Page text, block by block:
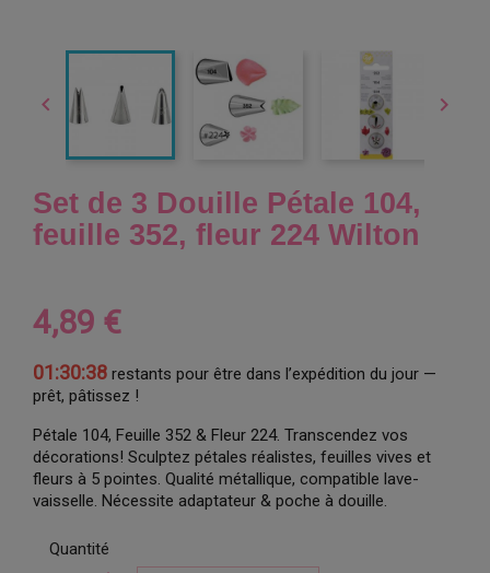
 
Set de 3 Douille Pétale 104,
feuille 352, fleur 224 Wilton
4,89 €
01:30:38 restants pour être dans l’expédition du jour —
prêt, pâtissez !
Pétale 104, Feuille 352 & Fleur 224. Transcendez vos
décorations! Sculptez pétales réalistes, feuilles vives et
fleurs à 5 pointes. Qualité métallique, compatible lave-
vaisselle. Nécessite adaptateur & poche à douille.
Quantité